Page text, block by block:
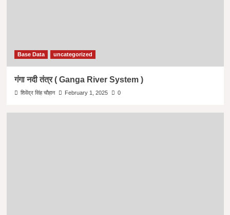
Base Data uncategorized
गंगा नदी तंत्र ( Ganga River System )
शिवेंद्र सिंह चौहान February 1, 2025 0